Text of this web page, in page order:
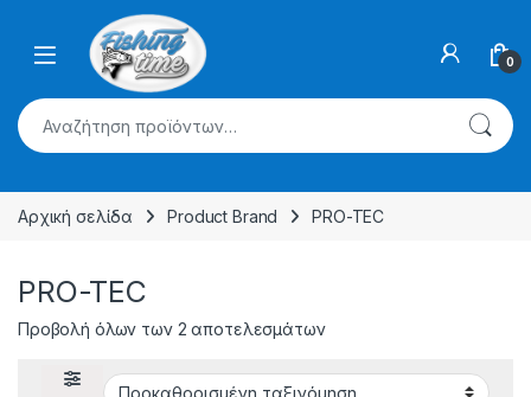
Skip to navigation
0
Αναζήτηση για:
Αρχική σελίδα Product Brand PRO-TEC
PRO-TEC
Προβολή όλων των 2 αποτελεσμάτων